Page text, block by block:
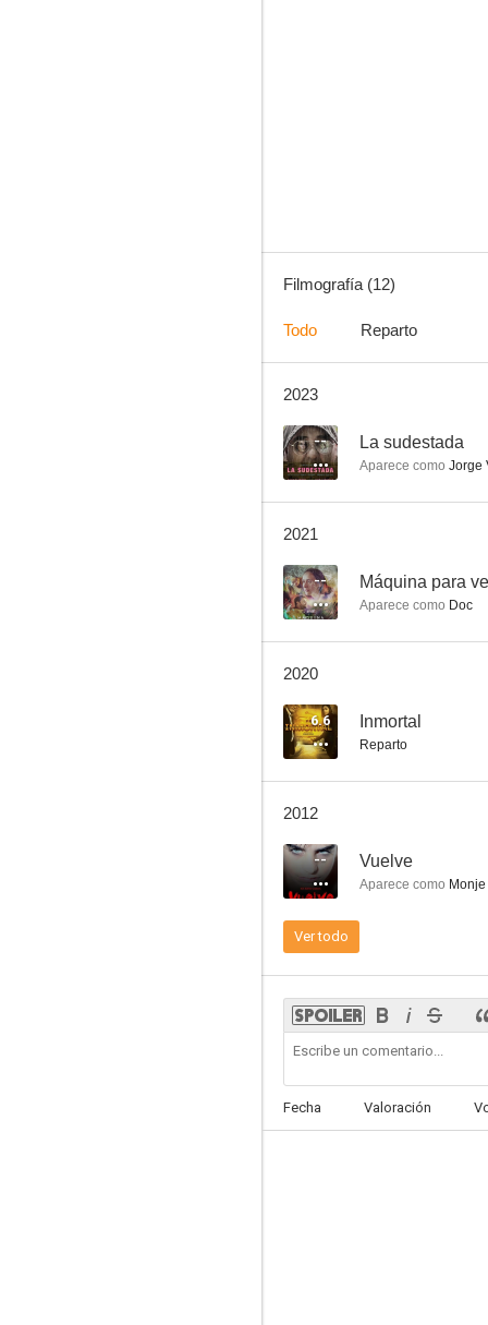
--
Filmografía (12)
Todo Reparto
2023
-- La sudestada
Aparece como Jorge
2021
-- Máquina para
Aparece como Doc
2020
6.6 Inmortal
Reparto
2012
-- Vuelve
Aparece como
Ver todo
Fecha Valoración